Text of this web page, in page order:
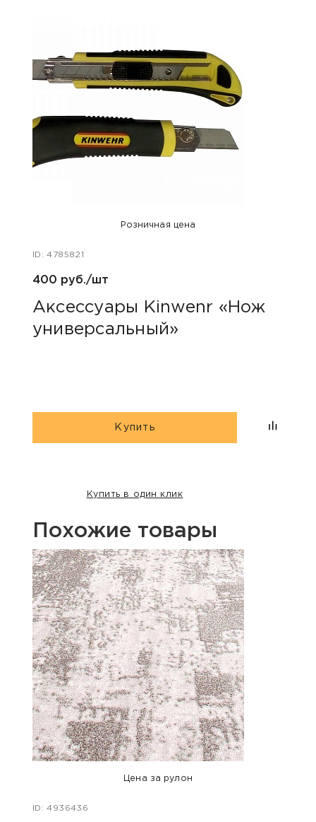
Розничная цена
ID: 4785821
400 руб./шт
Аксессуары Kinwenr «Нож
универсальный»
Купить
Купить в один клик
Похожие товары
Цена за рулон
ID: 4936436